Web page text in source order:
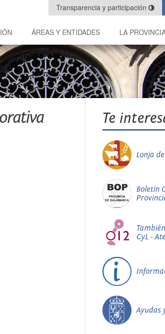
Transparencia y participación
ÁREAS Y ENTIDADES LA
Te
Lonja
Boletín
CyL -
Ayudas